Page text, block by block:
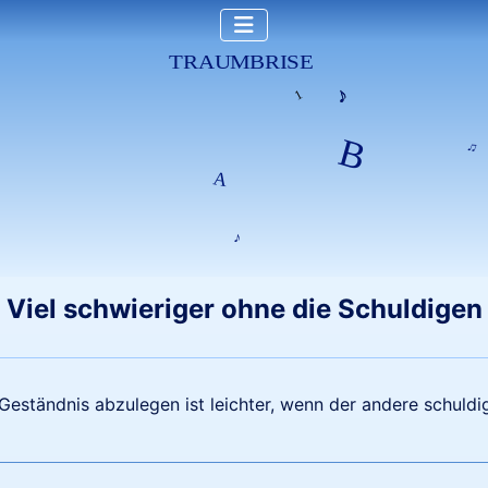
Viel schwieriger ohne die Schuldigen
abzulegen ist leichter, wenn der andere